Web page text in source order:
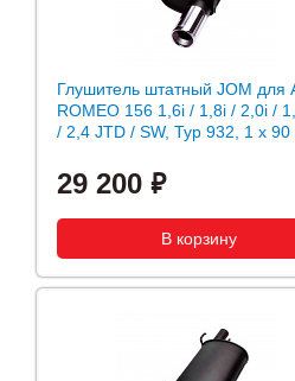
Глушитель штатный JOM для
ROMEO 156 1,6i / 1,8i / 2,0i /
/ 2,4 JTD / SW, Typ 932, 1 x
29 200